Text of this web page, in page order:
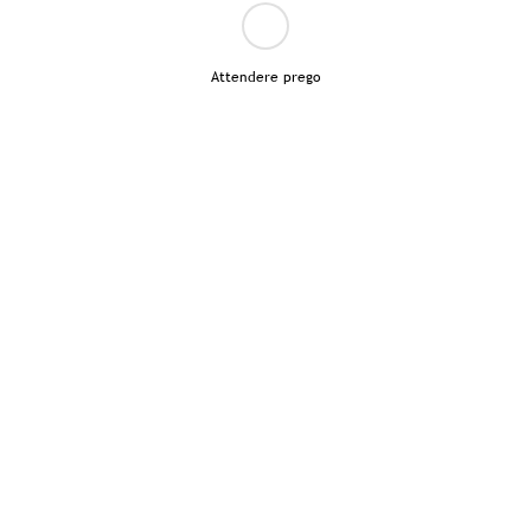
Attendere prego